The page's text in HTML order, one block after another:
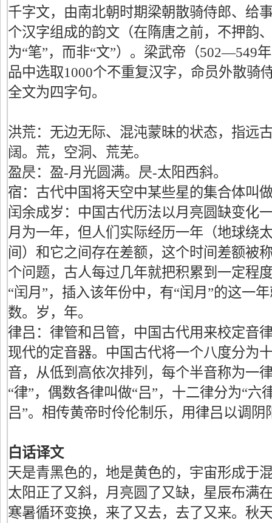
千字文，由南北朝时期梁朝散骑侍郎、给
个汉字组成的韵文（在隋唐之前，不押韵
为“笔”，而非“文”）。梁武帝（502—549
品中选取1000个不重复汉字，命员外散骑
全文为四字句。
洪荒：无边无际、混沌蒙昧的状态，指远
阔。荒，空洞、荒芜。
盈昃：盈-月光圆满。昃-太阳西斜。
宿：古代中国将天空中某些星的集合体叫
闰余成岁：中国古代历法以月亮圆缺变化
月为一年，但人们实际经历一年（地球绕
间）和它之间存在差额，这个时间差额被
个问题，古人每过几年就把积累到一定程
“闰月”，插入该年份中，有“闰月”的这一
数。岁，年。
律吕：律管和吕管，中国古代用来校定音
现代的定音器。中国古代将一个八度分为
音，从低到高依次排列，每个半音称为一
“律”，偶数各律叫做“吕”，十二律分为“六
吕”。相传黄帝时伶伦制乐，用律吕以调阴
白话译文
天是青黑色的，地是黄色的，宇宙形成于
太阳正了又斜，月亮圆了又缺，星辰布满
寒暑循环变换，来了又去，去了又来。秋